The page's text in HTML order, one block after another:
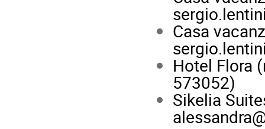
Casa
Hotel Flora
573052)
Sikelia